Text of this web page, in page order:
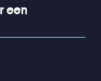
een